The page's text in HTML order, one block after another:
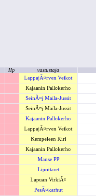
IIp vastustaja
LappajÃ¤rven Veikot
Kajaanin Pallokerho
SeinÃ¤j Maila-Jussit
SeinÃ¤j Maila-Jussit
Kajaanin Pallokerho
LappajÃ¤rven Veikot
Kempeleen Kiri
Kajaanin Pallokerho
Manse PP
Lipottaret
Lapuan VirkiÃ¤
PesÃ¤karhut